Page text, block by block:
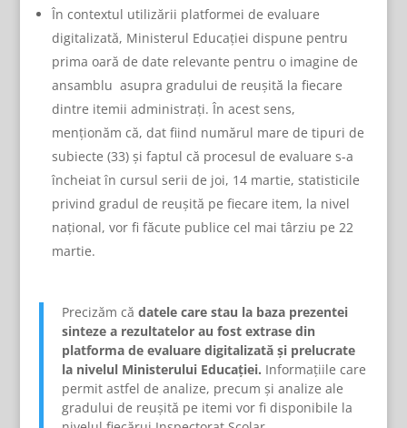
În contextul utilizării platformei de evaluare
digitalizată, Ministerul Educației dispune pentru
prima oară de date relevante pentru o imagine de
ansamblu asupra gradului de reușită la fiecare
dintre itemii administrați. În acest sens,
menționăm că, dat fiind numărul mare de tipuri de
subiecte (33) și faptul că procesul de evaluare s-a
încheiat în cursul serii de joi, 14 martie, statisticile
privind gradul de reușită pe fiecare item, la nivel
național, vor fi făcute publice cel mai târziu pe 22
martie.
Precizăm că datele care stau la baza prezentei
sinteze a rezultatelor au fost extrase din
platforma de evaluare digitalizată și prelucrate
la nivelul Ministerului Educației. Informațiile care
permit astfel de analize, precum și analize ale
gradului de reușită pe itemi vor fi disponibile la